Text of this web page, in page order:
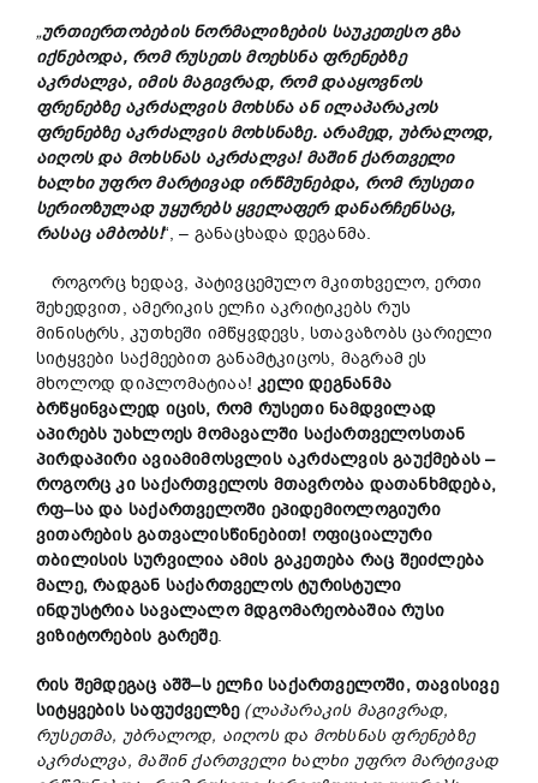
„ურთიერთობების ნორმალიზების საუკეთესო გზა
იქნებოდა, რომ რუსეთს მოეხსნა ფრენებზე
აკრძალვა, იმის მაგივრად, რომ დააყოვნოს
ფრენებზე აკრძალვის მოხსნა ან ილაპარაკოს
ფრენებზე აკრძალვის მოხსნაზე. არამედ, უბრალოდ,
აიღოს და მოხსნას აკრძალვა! მაშინ ქართველი
ხალხი უფრო მარტივად ირწმუნებდა, რომ რუსეთი
სერიოზულად უყურებს ყველაფერ დანარჩენსაც,
რასაც ამბობს!“, – განაცხადა დეგანმა.
როგორც ხედავ, პატივცემულო მკითხველო, ერთი
შეხედვით, ამერიკის ელჩი აკრიტიკებს რუს
მინისტრს, კუთხეში იმწყვდევს, სთავაზობს ცარიელი
სიტყვები საქმეებით განამტკიცოს, მაგრამ ეს
მხოლოდ დიპლომატიაა!კელი დეგნანმა
ბრწყინვალედ იცის, რომ რუსეთი ნამდვილად
აპირებს უახლოეს მომავალში საქართველოსთან
პირდაპირი ავიამიმოსვლის აკრძალვის გაუქმებას –
როგორც კი საქართველოს მთავრობა დათანხმდება,
რფ–სა და საქართველოში ეპიდემიოლოგიური
ვითარების გათვალისწინებით! ოფიციალური
თბილისის სურვილია ამის გაკეთება რაც შეიძლება
მალე,რადგან საქართველოს ტურისტული
ინდუსტრია სავალალო მდგომარეობაშია რუსი
ვიზიტორების გარეშე.
რის შემდეგაც აშშ–ს ელჩი საქართველოში,თავისივე
სიტყვების საფუძველზე (ლაპარაკის მაგივრად,
რუსეთმა, უბრალოდ, აიღოს და მოხსნას ფრენებზე
აკრძალვა, მაშინ ქართველი ხალხი უფრო მარტივად